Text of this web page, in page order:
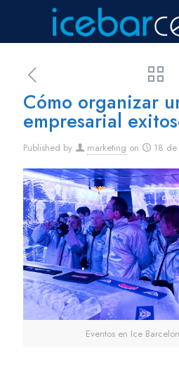
Cómo organizar
empresarial
Published by marketing on 18
Eventos en Ice